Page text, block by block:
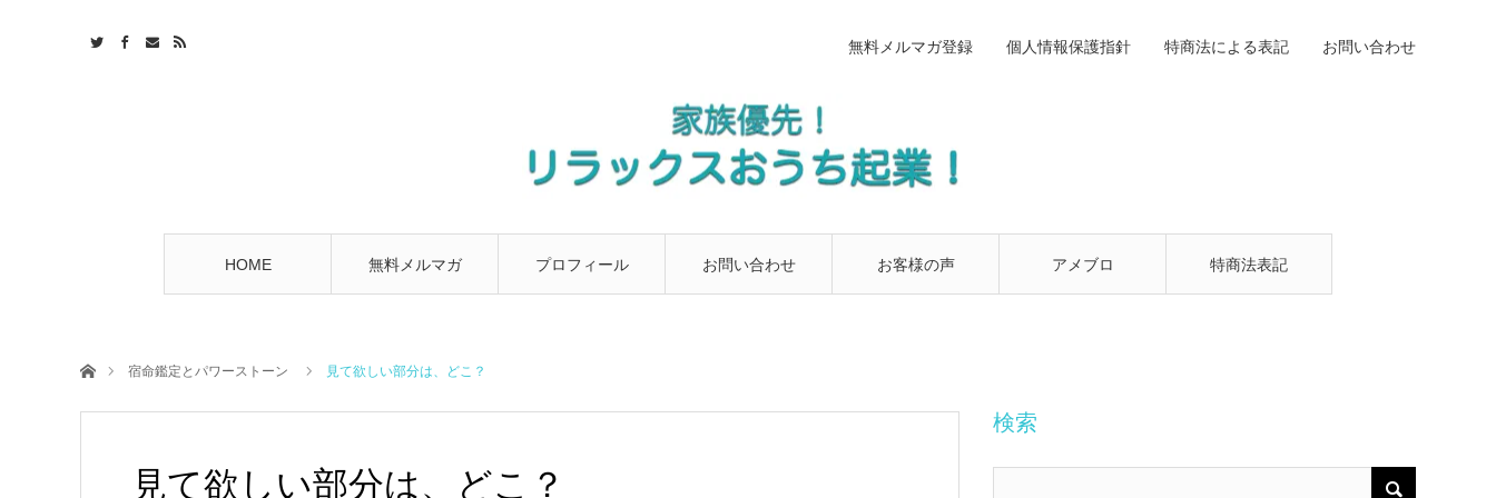
HOME 無料メルマガ プロフィール お問い合わせ お客様の声 アメブロ 特商法表記
無料メルマガ登録 個人情報保護指針 特商法による表記 お問い合わせ
ホーム宿命鑑定とパワーストーン 見て欲しい部分は、どこ？
見て欲しい部分は、どこ？
検索